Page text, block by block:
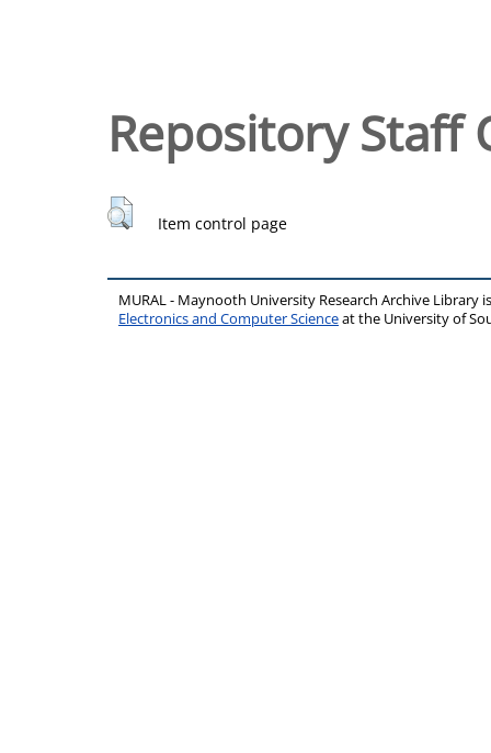
Repository Staff
Item control page
MURAL - Maynooth University Research Archive Library
Electronics and Computer Scienceat the University of